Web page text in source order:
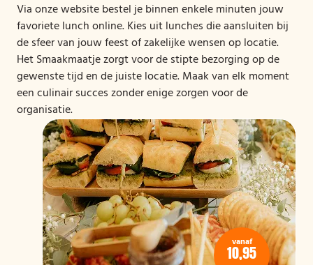
Via onze website bestel je binnen enkele minuten jouw
favoriete lunch online. Kies uit lunches die aansluiten bij
de sfeer van jouw feest of zakelijke wensen op locatie.
Het Smaakmaatje zorgt voor de stipte bezorging op de
gewenste tijd en de juiste locatie. Maak van elk moment
een culinair succes zonder enige zorgen voor de
organisatie.
vanaf
10,95